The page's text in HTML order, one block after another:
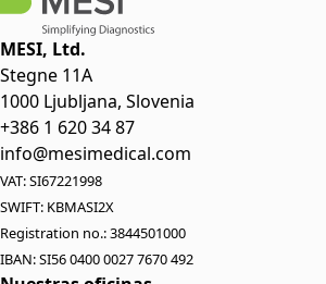
MESI, Ltd.
Stegne 11A
1000 Ljubljana, Slovenia
+386 1 620 34 87
info@mesimedical.com
VAT: SI67221998
SWIFT: KBMASI2X
Registration no.: 3844501000
IBAN: SI56 0400 0027 7670 492